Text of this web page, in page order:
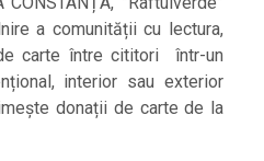
a comunității cu lectura,
carte între cititori într-un
interior sau exterior
donații de carte de la